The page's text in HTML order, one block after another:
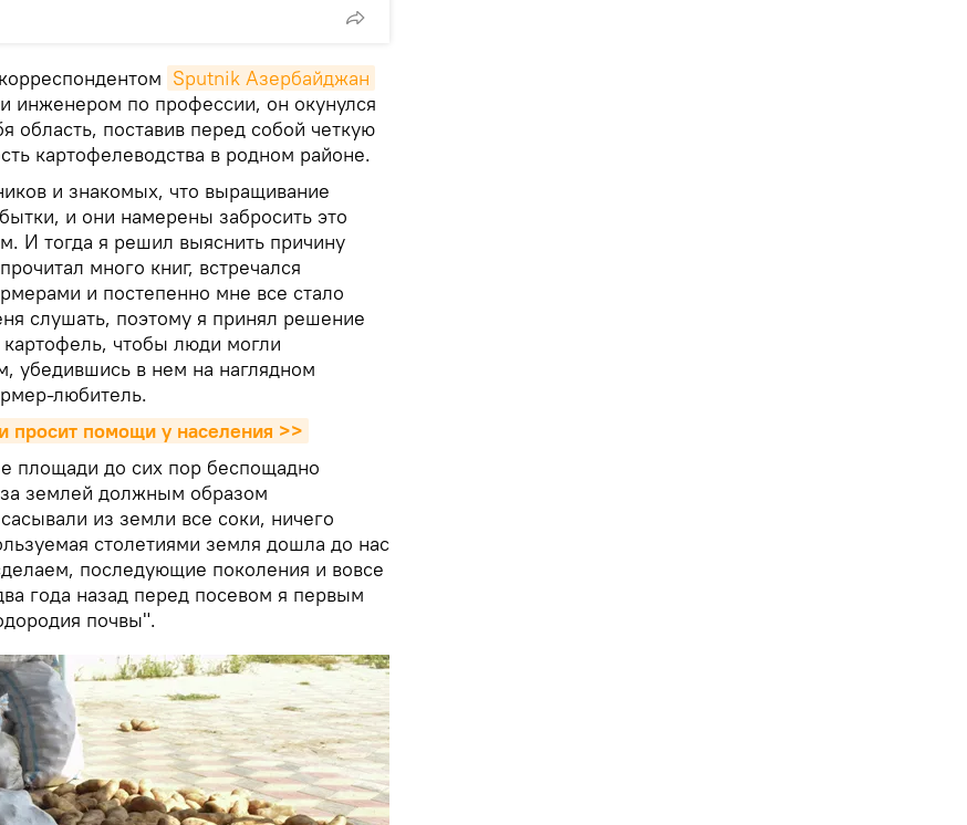
Sputnik Азербайджан
инженером по профессии, он окунулся
область, поставив перед собой четкую
картофелеводства в родном районе.
и знакомых, что выращивание
и они намерены забросить это
И тогда я решил выяснить причину
много книг, встречался
и постепенно мне все стало
слушать, поэтому я принял решение
картофель, чтобы люди могли
убедившись в нем на наглядном
любитель.
помощи у населения >>
площади до сих пор беспощадно
землей должным образом
из земли все соки, ничего
столетиями земля дошла до нас
последующие поколения и вовсе
года назад перед посевом я первым
почвы".